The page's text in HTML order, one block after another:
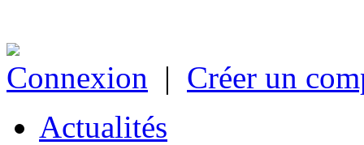
Connexion | Créer un
Actualités